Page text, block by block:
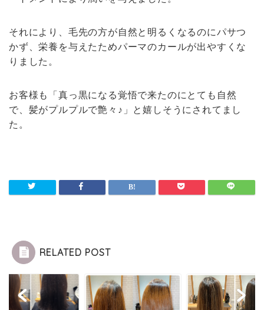
それにより、毛先の方が自然と明るくなるのにパサつ
かず、栄養を与えたためパーマのカールが出やすくな
りました。
お客様も「真っ黒になる覚悟で来たのにとても自然
で、髪がプルプルで艶々♪」と嬉しそうにされてまし
た。
RELATED POST